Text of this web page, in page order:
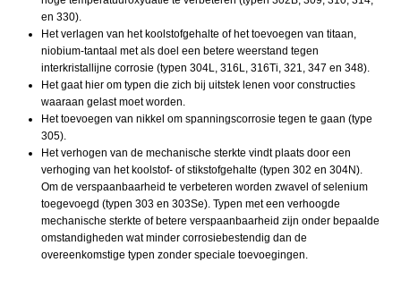
en 330).
Het verlagen van het koolstofgehalte of het toevoegen van titaan,
niobium-tantaal met als doel een betere weerstand tegen
interkristallijne corrosie (typen 304L, 316L, 316Ti, 321, 347 en 348).
Het gaat hier om typen die zich bij uitstek lenen voor constructies
waaraan gelast moet worden.
Het toevoegen van nikkel om spanningscorrosie tegen te gaan (type
305).
Het verhogen van de mechanische sterkte vindt plaats door een
verhoging van het koolstof- of stikstofgehalte (typen 302 en 304N).
Om de verspaanbaarheid te verbeteren worden zwavel of selenium
toegevoegd (typen 303 en 303Se). Typen met een verhoogde
mechanische sterkte of betere verspaanbaarheid zijn onder bepaalde
omstandigheden wat minder corrosiebestendig dan de
overeenkomstige typen zonder speciale toevoegingen.